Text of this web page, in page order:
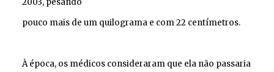
2003, pesando
pouco mais de um quilograma e com 22 centímetros.
À época, os médicos consideraram que ela não passaria